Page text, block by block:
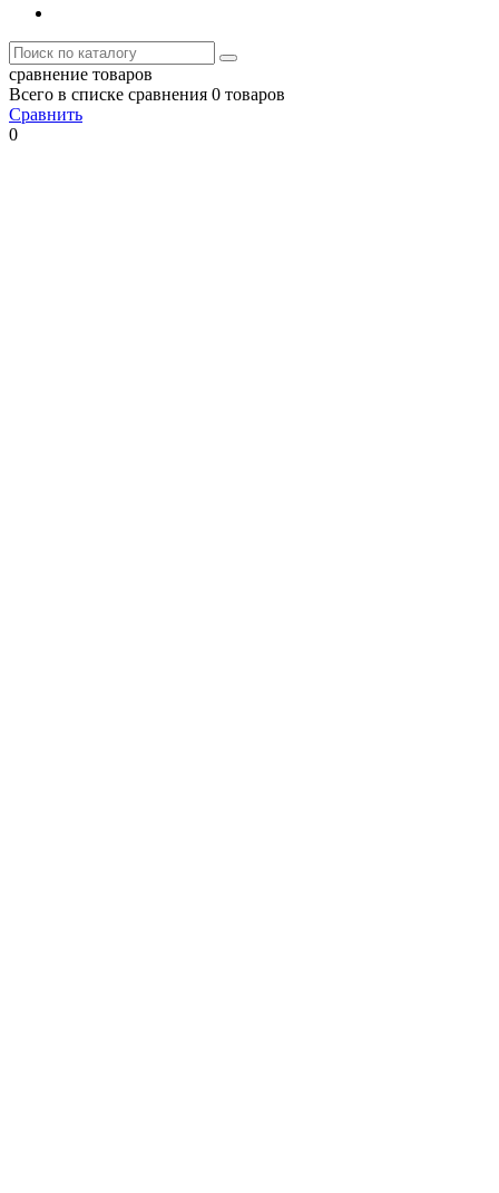
сравнение товаров
Всего в списке сравнения 0 товаров
Сравнить
0